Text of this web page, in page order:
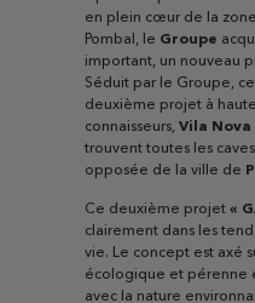
en plein cœur de la
Pombal, le Groupe
important, un nouveau
Séduit par le Groupe,
deuxième projet à
connaisseurs, Vila Nova
trouvent toutes les
opposée de la ville de
Ce deuxième projet «
clairement dans les
vie. Le concept est axé
écologique et pérenne
avec la nature